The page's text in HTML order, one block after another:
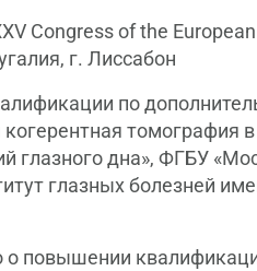
Congress of the
г. Лиссабон
по
томография
глазного дна», ФГБУ
глазных болезней
о повышении